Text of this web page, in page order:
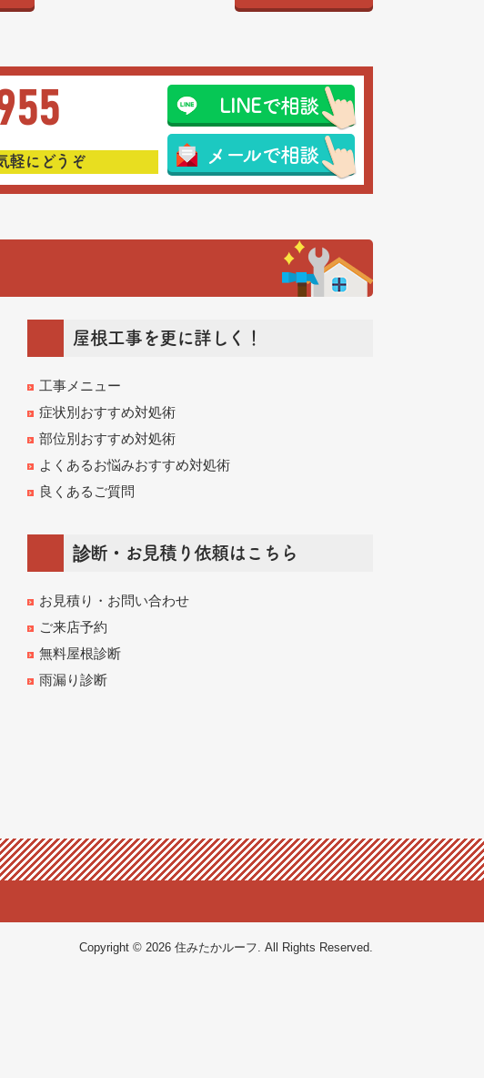
軽にどうぞ
LINEで相談
メールで相談
屋根工事を更に詳しく！
工事メニュー
症状別おすすめ対処術
部位別おすすめ対処術
よくあるお悩みおすすめ対処術
良くあるご質問
診断・お見積り依頼はこちら
お見積り・お問い合わせ
ご来店予約
無料屋根診断
雨漏り診断
Copyright © 2026 住みたかルーフ. All Rights Reserved.